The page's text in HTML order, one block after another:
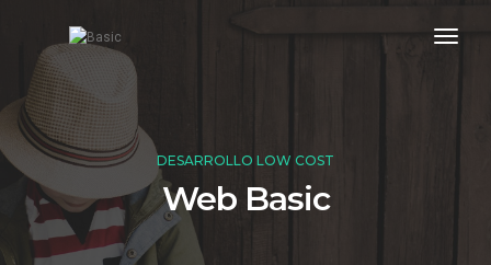
DESARROLLO LOW COST
Web Basic